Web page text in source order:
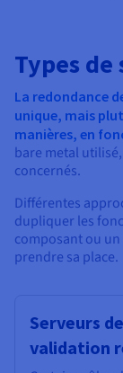
Types
La redondance
unique, mais
manières, en
bare metal
concernés.
Différentes
dupliquer les
composant ou
prendre sa place.
Serveurs
validation